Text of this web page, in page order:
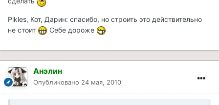
Pikles, Кот, Дарин: спасибо, но строить это действительно
не стоит
Себе дороже
Анэлин
Опубликовано 24 мая, 2010